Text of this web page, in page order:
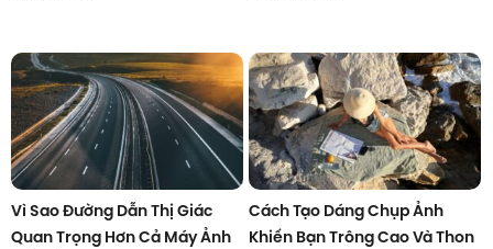
Vì Sao Đường Dẫn Thị Giác
Quan Trọng Hơn Cả Máy Ảnh
Cách Tạo Dáng Chụp Ảnh
Khiến Bạn Trông Cao Và Thon